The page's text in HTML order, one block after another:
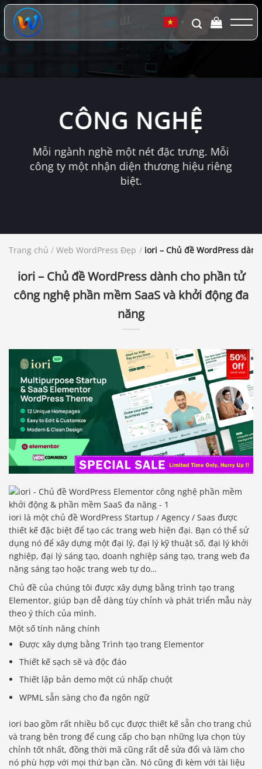
Chuyển
đến
dung
▼
CÔNG NGHỆ
Mỗi ngành nghề một nét đặc trưng. Mỗi
công ty một nhận diện thương hiệu riêng
biệt.
Trang chủ / Web WordPress Đẹp / iori – Chủ đề WordPress
iori – Chủ đề WordPress dành cho phần tử
công nghệ phần mềm SaaS và khởi động đa
năng
iori là một chủ đề WordPress Startup / Agency / Saas được
thiết kế đặc biệt để tạo các trang web hiện đại. Bạn có thể sử
dụng nó để xây dựng một đại lý, đại lý kỹ thuật số, đại lý khởi
nghiệp, đại lý sáng tạo, doanh nghiệp sáng tạo, trang web đa
năng sáng tạo hoặc trang web tự do…
Chủ đề của chúng tôi được xây dựng bằng trình tạo trang
Elementor, giúp bạn dễ dàng tùy chỉnh và phát triển mẫu này
theo ý thích của mình.
Một số tính năng chính
Được xây dựng bằng Trình tạo trang Elementor
Thiết kế sạch sẽ và độc đáo
Thiết lập bản demo một cú nhấp chuột
WPML sẵn sàng cho đa ngôn ngữ
iori bao gồm rất nhiều bố cục được thiết kế sẵn cho trang chủ
và trang bên trong để cung cấp cho bạn những lựa chọn tùy
chỉnh tốt nhất, đồng thời mã cũng rất dễ sửa đổi và làm cho
nó phù hợp với mọi thứ bạn cần. Nó cũng đi kèm với tài liệu